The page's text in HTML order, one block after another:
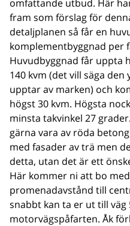
omfattande utbud. Här
fram som förslag för
detaljplanen så får en
komplementbyggnad per
Huvudbyggnad får uppta
140 kvm (det vill säga den
upptar av marken) och
högst 30 kvm. Högsta
minsta takvinkel 27
gärna vara av röda
med fasader av trä men
detta, utan det är ett
Här kommer ni att bo
promenadavstånd till
snabbt kan ta er ut till
motorvägspåfarten. Åk